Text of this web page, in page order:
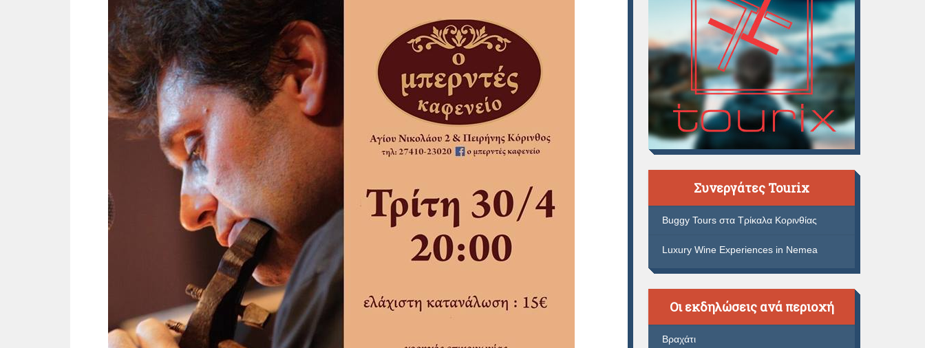
Συνεργάτες Tourix
Buggy Tours στα Τρίκαλα Κορινθίας
Luxury Wine Experiences in Nemea
Οι εκδηλώσεις ανά περιοχή
Βραχάτι